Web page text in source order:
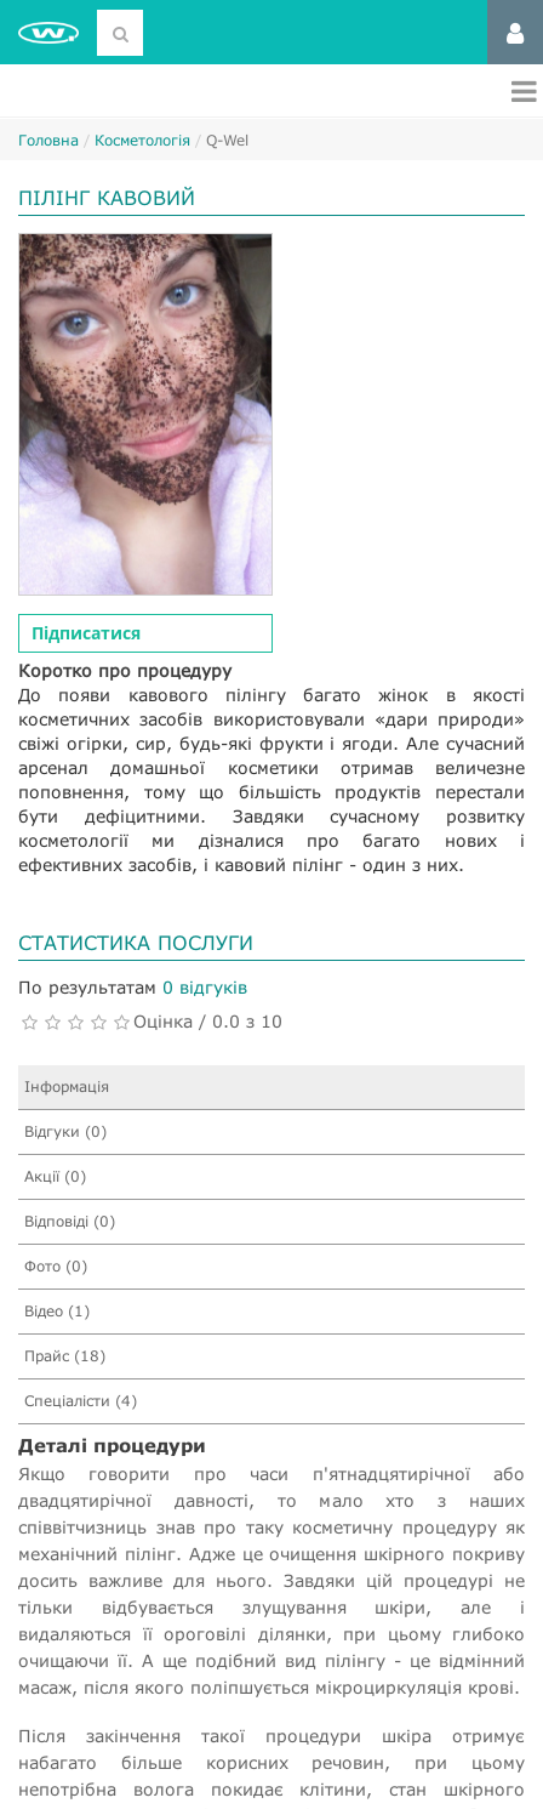
Головна Косметологія Q-Wel
ПІЛІНГ КАВОВИЙ
Підписатися
Коротко про процедуру
До появи кавового пілінгу багато жінок в якості
косметичних засобів використовували «дари природи»
свіжі огірки, сир, будь-які фрукти і ягоди. Але сучасний
арсенал домашньої косметики отримав величезне
поповнення, тому що більшість продуктів перестали
бути дефіцитними. Завдяки сучасному розвитку
косметології ми дізналися про багато нових і
ефективних засобів, і кавовий пілінг - один з них.
СТАТИСТИКА ПОСЛУГИ
По результатам 0 відгуків
Оцінка / 0.0 з 10
Інформація
Відгуки (0)
Акції (0)
Відповіді (0)
Фото (0)
Відео (1)
Прайс (18)
Спеціалісти (4)
Деталі процедури
Якщо говорити про часи п'ятнадцятирічної або
двадцятирічної давності, то мало хто з наших
співвітчизниць знав про таку косметичну процедуру як
механічний пілінг. Адже це очищення шкірного покриву
досить важливе для нього. Завдяки цій процедурі не
тільки відбувається злущування шкіри, але і
видаляються її ороговілі ділянки, при цьому глибоко
очищаючи її. А ще подібний вид пілінгу - це відмінний
масаж, після якого поліпшується мікроциркуляція крові.
Після закінчення такої процедури шкіра отримує
набагато більше корисних речовин, при цьому
непотрібна волога покидає клітини, стан шкірного